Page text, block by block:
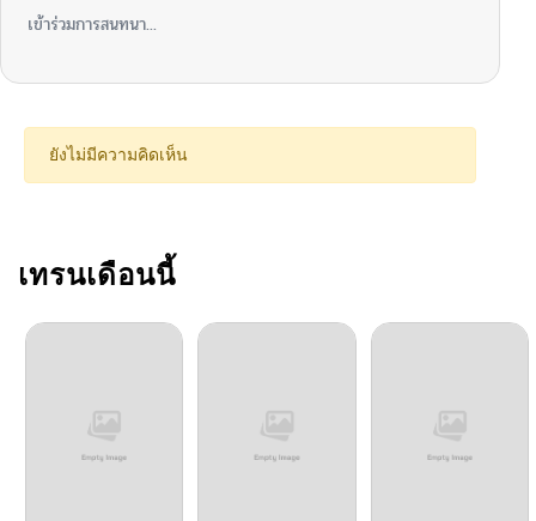
เข้าร่วมการสนทนา...
ยังไม่มีความคิดเห็น
เทรนเดือนนี้